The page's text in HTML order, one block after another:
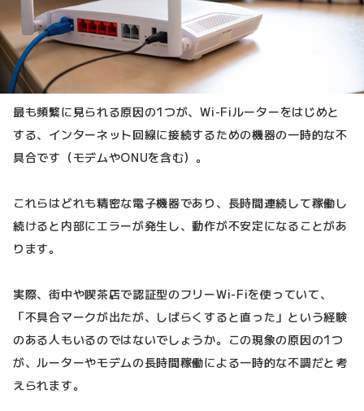
最も頻繁に見られる原因の1つが、Wi-Fiルーターをはじめと
する、インターネット回線に接続するための機器の一時的な不
具合です（モデムやONUを含む）。
これらはどれも精密な電子機器であり、長時間連続して稼働し
続けると内部にエラーが発生し、動作が不安定になることがあ
ります。
実際、街中や喫茶店で認証型のフリーWi-Fiを使っていて、
「不具合マークが出たが、しばらくすると直った」という経験
のある人もいるのではないでしょうか。この現象の原因の1つ
が、ルーターやモデムの長時間稼働による一時的な不調だと考
えられます。